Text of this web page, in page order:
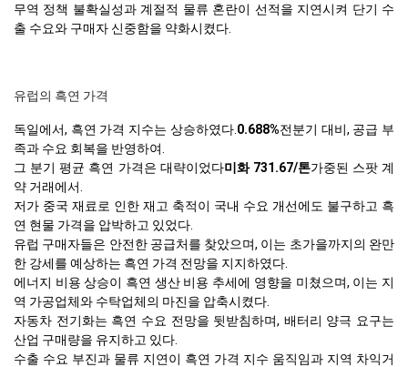
무역 정책 불확실성과 계절적 물류 혼란이 선적을 지연시켜 단기 수
출 수요와 구매자 신중함을 약화시켰다.
유럽의 흑연 가격
독일에서, 흑연 가격 지수는 상승하였다. 0.688%전분기 대비, 공급 부
족과 수요 회복을 반영하여.
그 분기 평균 흑연 가격은 대략이었다미화 731.67/톤가중된 스팟 계
약 거래에서.
저가 중국 재료로 인한 재고 축적이 국내 수요 개선에도 불구하고 흑
연 현물 가격을 압박하고 있었다.
유럽 구매자들은 안전한 공급처를 찾았으며, 이는 초가을까지의 완만
한 강세를 예상하는 흑연 가격 전망을 지지하였다.
에너지 비용 상승이 흑연 생산 비용 추세에 영향을 미쳤으며, 이는 지
역 가공업체와 수탁업체의 마진을 압축시켰다.
자동차 전기화는 흑연 수요 전망을 뒷받침하며, 배터리 양극 요구는
산업 구매량을 유지하고 있다.
수출 수요 부진과 물류 지연이 흑연 가격 지수 움직임과 지역 차익거